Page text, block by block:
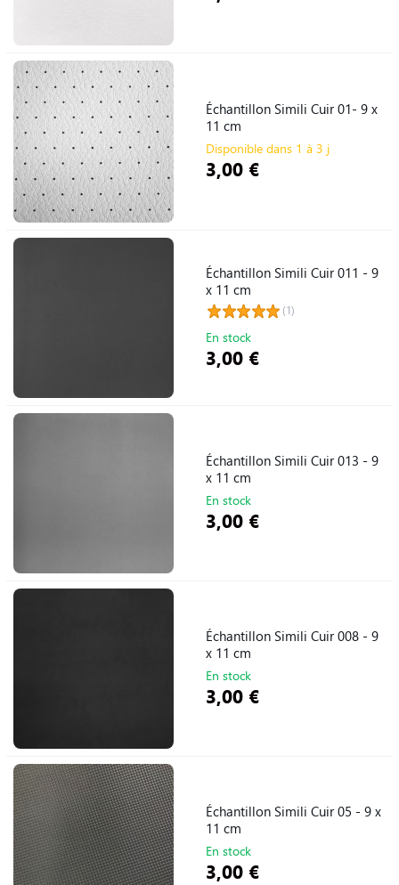
Échantillon Simili Cuir 01- 9 x
11 cm
Disponible dans 1 à 3 j
3,00 €
Échantillon Simili Cuir 011 - 9
x 11 cm
(1)
En stock
3,00 €
Échantillon Simili Cuir 013 - 9
x 11 cm
En stock
3,00 €
Échantillon Simili Cuir 008 - 9
x 11 cm
En stock
3,00 €
Échantillon Simili Cuir 05 - 9 x
11 cm
En stock
3,00 €